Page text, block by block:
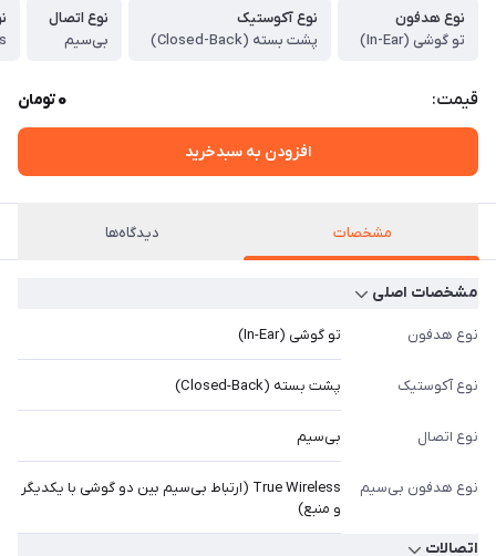
نوع هدفون
تو گوشی (In-Ear)
نوع آکوستیک
پشت بسته (Closed-Back)
نوع اتصال
بی‌سیم
قیمت: 0تومان
افزودن به سبدخرید
مشخصات دیدگاه‌ها
مشخصات اصلی
نوع هدفون تو گوشی (In-Ear)
نوع آکوستیک پشت بسته (Closed-Back)
نوع اتصال بی‌سیم
نوع هدفون بی‌سیم
True Wireless (ارتباط بی‌سیم بین دو گوشی با یکدیگر
و منبع)
اتصالات